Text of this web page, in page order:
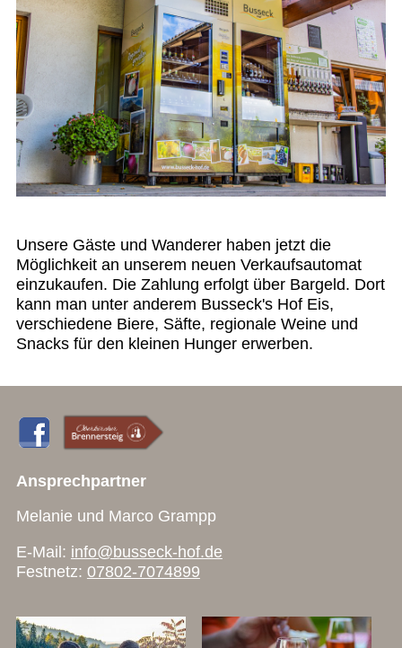
Unsere Gäste und Wanderer haben jetzt die
Möglichkeit an unserem neuen Verkaufsautomat
einzukaufen. Die Zahlung erfolgt über Bargeld. Dort
kann man unter anderem Busseck's Hof Eis,
verschiedene Biere, Säfte, regionale Weine und
Snacks für den kleinen Hunger erwerben.
Ansprechpartner
Melanie und Marco Grampp
E-Mail: info@busseck-hof.de
Festnetz: 07802-7074899